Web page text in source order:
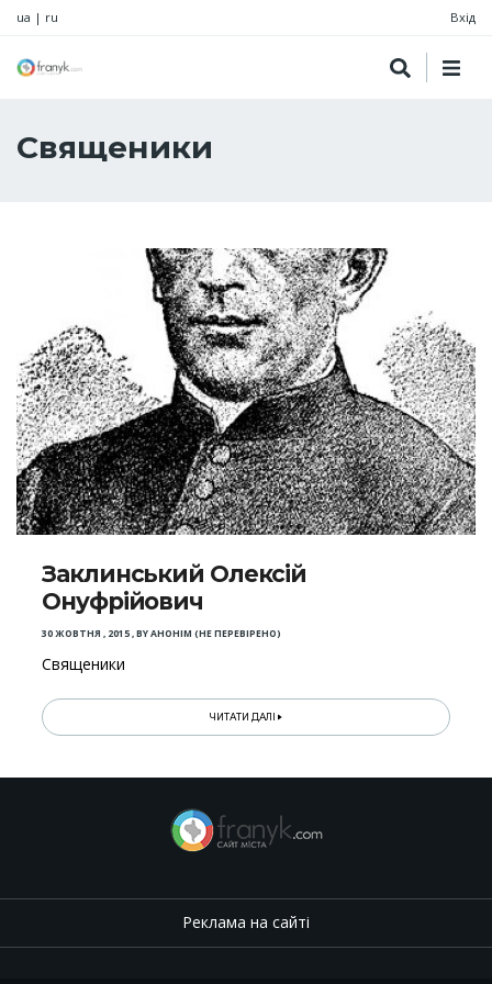
ua | ru Вхід
Священики
Заклинський Олексій
Онуфрійович
30 ЖОВТНЯ , 2015,BYАНОНІМ (НЕ ПЕРЕВІРЕНО)
Священики
ЧИТАТИ ДАЛІ
Реклама на сайті